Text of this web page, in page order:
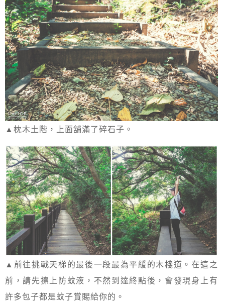
▲枕木土階，上面舖滿了碎石子。
▲前往挑戰天梯的最後一段最為平緩的木棧道。在這之
前，請先擦上防蚊液，不然到達終點後，會發現身上有
許多包子都是蚊子賞賜給你的。